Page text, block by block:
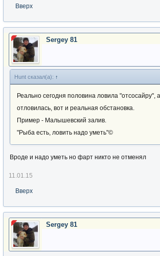
Вверх
Sergey 81
Hunt сказал(а): ↑
Реально сегодня половина ловила "отсосайру",
отловилась, вот и реальная обстановка.
Пример - Малышевский залив.
"Рыба есть, ловить надо уметь"©
Вроде и надо уметь но фарт никто не отменял
11.01.15
Вверх
Sergey 81